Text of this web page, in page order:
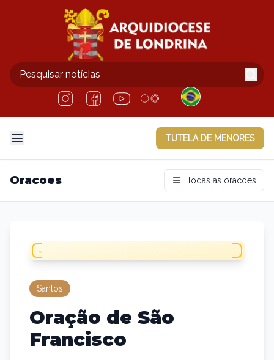
TUTELA DE MENORES
Oracoes Todas as oracoes
Santos
Oração de São
Francisco